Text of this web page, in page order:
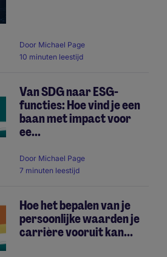
Door Michael Page
10 minuten leestijd
Van SDG naar ESG-
functies: Hoe vind je een
baan met impact voor
ee...
Door Michael Page
7 minuten leestijd
Hoe het bepalen van je
persoonlijke waarden je
carrière vooruit kan...